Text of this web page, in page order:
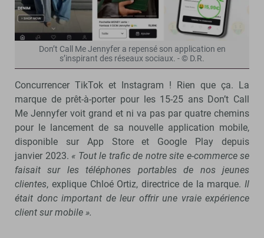
Don’t Call Me Jennyfer a repensé son application en
s’inspirant des réseaux sociaux. - © D.R.
Concurrencer TikTok et Instagram ! Rien que ça. La
marque de prêt-à-porter pour les 15-25 ans Don’t Call
Me Jennyfer voit grand et ni va pas par quatre chemins
pour le lancement de sa nouvelle application mobile,
disponible sur App Store et Google Play depuis
janvier 2023. « Tout le trafic de notre site e-commerce se
faisait sur les téléphones portables de nos jeunes
clientes, explique Chloé Ortiz, directrice de la marque. Il
était donc important de leur offrir une vraie expérience
client sur mobile ».